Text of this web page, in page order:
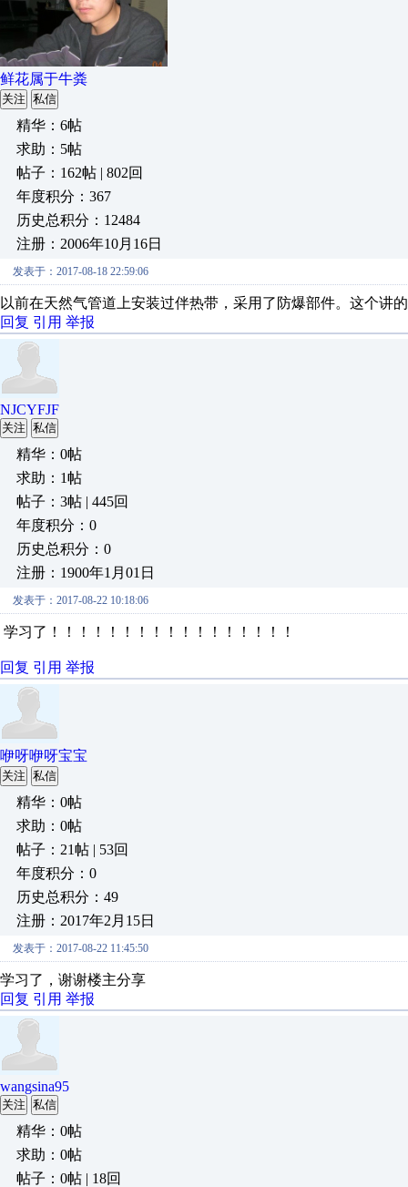
鲜花属于牛粪
关注 私信
精华：6帖
求助：5帖
帖子：162帖 | 802回
年度积分：367
历史总积分：12484
注册：2006年10月16日
发表于：2017-08-18 22:59:06
以前在天然气管道上安装过伴热带，采用了防爆部件。这个讲
回复 引用 举报
NJCYFJF
关注 私信
精华：0帖
求助：1帖
帖子：3帖 | 445回
年度积分：0
历史总积分：0
注册：1900年1月01日
发表于：2017-08-22 10:18:06
学习了！！！！！！！！！！！！！！！！！
回复 引用 举报
咿呀咿呀宝宝
关注 私信
精华：0帖
求助：0帖
帖子：21帖 | 53回
年度积分：0
历史总积分：49
注册：2017年2月15日
发表于：2017-08-22 11:45:50
学习了，谢谢楼主分享
回复 引用 举报
wangsina95
关注 私信
精华：0帖
求助：0帖
帖子：0帖 | 18回